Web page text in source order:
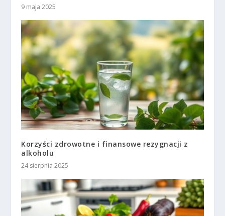
9 maja 2025
Korzyści zdrowotne i finansowe rezygnacji z
alkoholu
24 sierpnia 2025